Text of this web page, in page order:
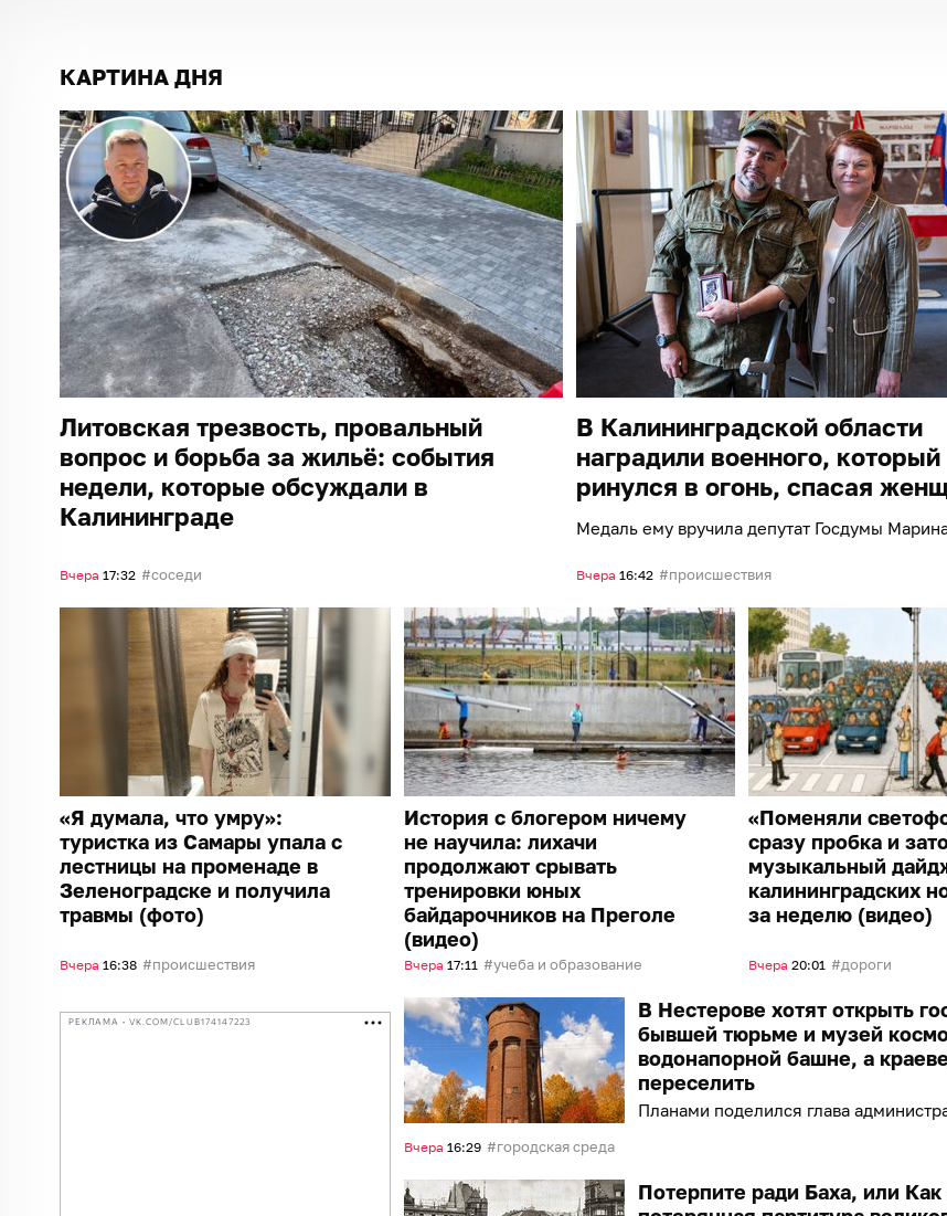
КАРТИНА ДНЯ
Литовская трезвость, провальный
вопрос и борьба за жильё: события
недели, которые обсуждали в
Калининграде
Вчера 17:32 соседи
В Калининградской области
наградили военного, который
ринулся в огонь, спасая
Медаль ему вручила депутат Госдумы
Вчера 16:42 происшествия
«Я думала, что умру»:
туристка из Самары упала с
лестницы на променаде в
Зеленоградске и получила
травмы (фото)
Вчера 16:38 происшествия
История с блогером ничему
не научила: лихачи
продолжают срывать
тренировки юных
байдарочников на Преголе
(видео)
Вчера 17:11 учеба и образование
«Поменяли
сразу пробка и
музыкальный
калининградских
за неделю (видео)
Вчера 20:01 дороги
РЕКЛАМА • VK.COM/CLUB174147223
В Нестерове хотят открыть
бывшей тюрьме и музей
водонапорной башне, а
переселить
Планами поделился глава
Вчера 16:29 городская среда
Потерпите ради Баха, или Как